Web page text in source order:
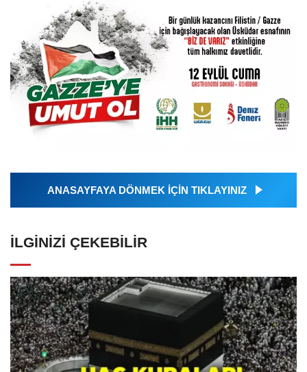
ANASAYFAYA DÖNMEK İÇİN TIKLAYINIZ
İLGINIZI ÇEKEBILIR